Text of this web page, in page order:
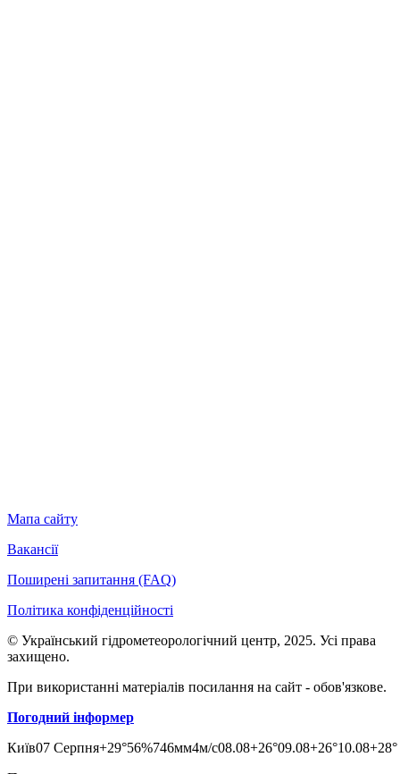
Мапа сайту
Вакансії
Поширені запитання (FAQ)
Політика конфіденційності
© Український гідрометеорологічний центр, 2025. Усі права
захищено.
При використанні матеріалів посилання на сайт - обов'язкове.
Погодний інформер
Київ07 Серпня+29°56%746мм4м/c08.08+26°09.08+26°10.08+28°